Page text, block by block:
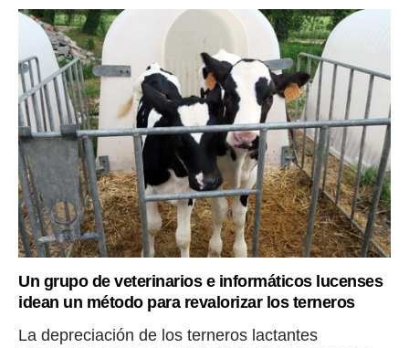
Un grupo de veterinarios e informáticos lucenses
idean un método para revalorizar los terneros
La depreciación de los terneros lactantes